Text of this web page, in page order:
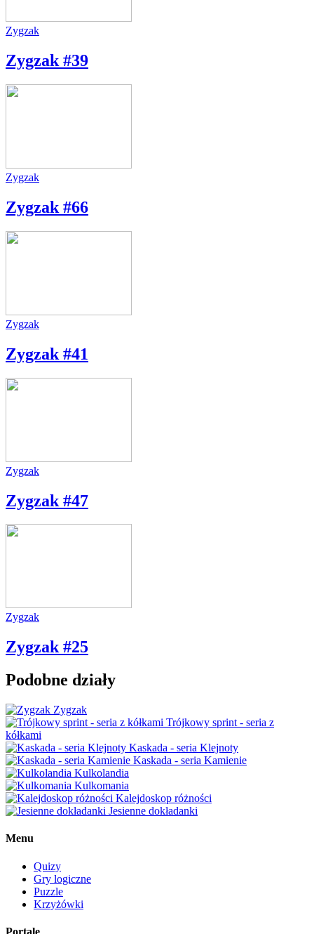
Zygzak
Zygzak #39
Zygzak
Zygzak #66
Zygzak
Zygzak #41
Zygzak
Zygzak #47
Zygzak
Zygzak #25
Podobne działy
Zygzak
Trójkowy sprint - seria z
kółkami
Kaskada - seria Klejnoty
Kaskada - seria Kamienie
Kulkolandia
Kulkomania
Kalejdoskop różności
Jesienne dokładanki
Menu
Quizy
Gry logiczne
Puzzle
Krzyżówki
Portale